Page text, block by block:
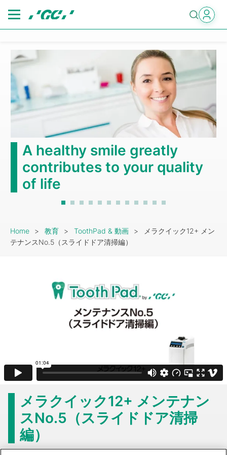
main
A healthy smile greatly
contributes to your quality
of life
Breadcrumb
Home 教育 ToothPad & 動画
メラクイック12+ メン
テナンスNo.5（スライドドア清掃編）
メラクイック12+ メンテナン
スNo.5（スライドドア清掃
編）